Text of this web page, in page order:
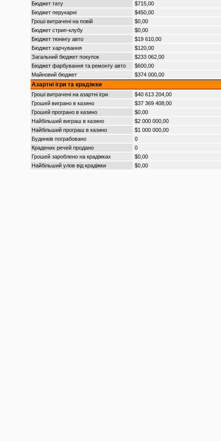
Бюджет тату
$715,00
Бюджет перукарні
$450,00
Гроші витрачені на повій
$0,00
Бюджет стрип-клубу
$0,00
Бюджет тюнінгу авто
$19 610,00
Бюджет харчування
$120,00
Загальний бюджет покупок
$233 062,00
Бюджет фарбування та ремонту авто
$600,00
Майновий бюджет
$374 000,00
Азартні ігри та крадіжки
Гроші витрачені на азартні ігри
$40 613 204,00
Грошей виграно в казино
$37 369 408,00
Грошей програно в казино
$0,00
Найбільший виграш в казино
$2 000 000,00
Найбільший програш в казино
$1 000 000,00
Будинків пограбовано
0
Крадених речей продано
0
Грошей зароблено на крадіжках
$0,00
Найбільший улов від крадіжки
$0,00